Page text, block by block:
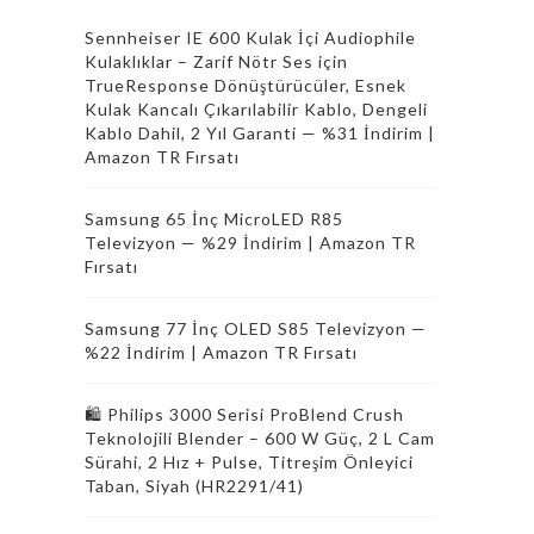
Sennheiser IE 600 Kulak İçi Audiophile
Kulaklıklar – Zarif Nötr Ses için
TrueResponse Dönüştürücüler, Esnek
Kulak Kancalı Çıkarılabilir Kablo, Dengeli
Kablo Dahil, 2 Yıl Garanti — %31 İndirim |
Amazon TR Fırsatı
Samsung 65 İnç MicroLED R85
Televizyon — %29 İndirim | Amazon TR
Fırsatı
Samsung 77 İnç OLED S85 Televizyon —
%22 İndirim | Amazon TR Fırsatı
🛍 Philips 3000 Serisi ProBlend Crush
Teknolojili Blender – 600 W Güç, 2 L Cam
Sürahi, 2 Hız + Pulse, Titreşim Önleyici
Taban, Siyah (HR2291/41)